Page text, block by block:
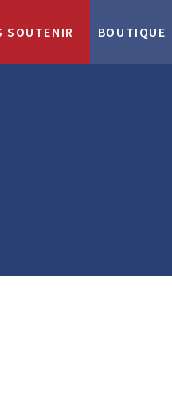
SOUTENIR BOUTIQUE